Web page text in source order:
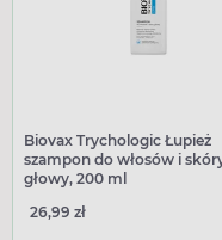
Biovax Trychologic Łupież
szampon do włosów i
głowy, 200 ml
26,99 zł